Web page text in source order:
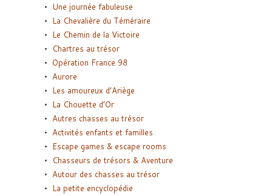
Une journée fabuleuse
La Chevalière du Téméraire
Le Chemin de la Victoire
Chartres au trésor
Opération France 98
Aurore
Les amoureux d’Ariège
La Chouette d’Or
Autres chasses au trésor
Activités enfants et familles
Escape games & escape rooms
Chasseurs de trésors & Aventure
Autour des chasses au trésor
La petite encyclopédie